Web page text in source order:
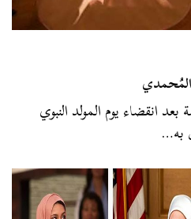
المُحمدي
انقضاء يوم المولد النبوي
به…